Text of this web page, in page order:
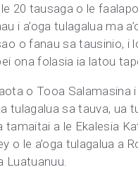
le 20 tausaga o le
i a’oga tulagalua ma
o fanau sa tausinio, i
ona folasia ia latou
o Tooa Salamasina
tulagalua sa tauva,
tamaitai a le Ekalesia
o le a’oga tulagalua a
Luatuanuu.